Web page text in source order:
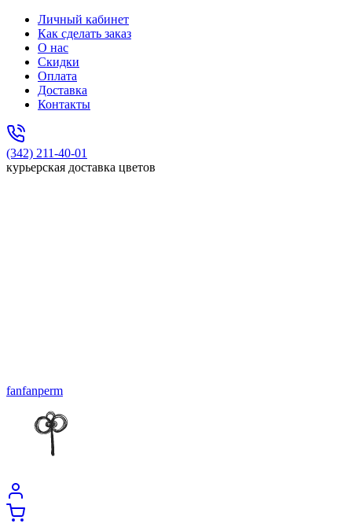
Личный кабинет
Как сделать заказ
О нас
Скидки
Оплата
Доставка
Контакты
(342) 211-40-01
курьерская доставка цветов
fanfanperm